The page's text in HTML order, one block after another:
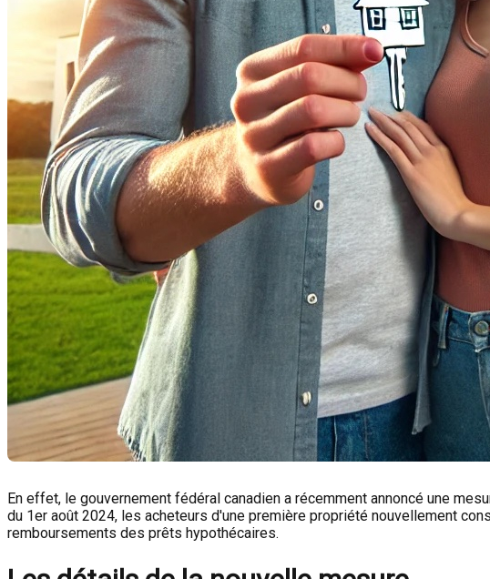
En effet, le gouvernement fédéral canadien a récemment annoncé une
du 1er août 2024, les acheteurs d'une première propriété nouvellement
remboursements des prêts hypothécaires.